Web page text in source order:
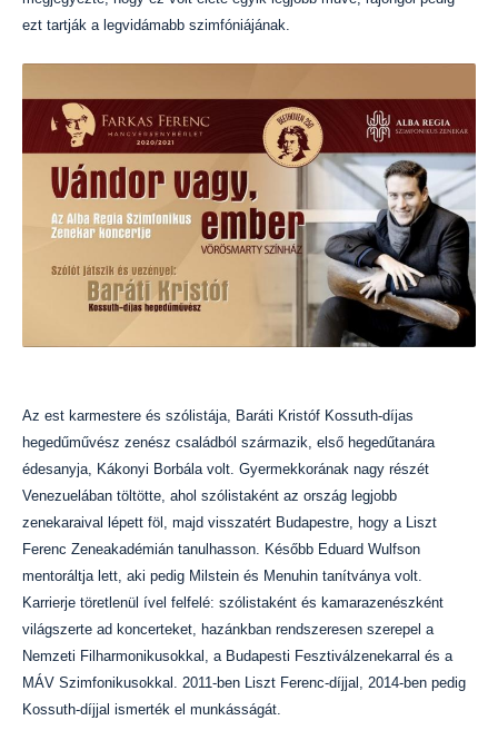
ezt tartják a legvidámabb szimfóniájának.
Az est karmestere és szólistája, Baráti Kristóf Kossuth-díjas
hegedűművész zenész családból származik, első hegedűtanára
édesanyja, Kákonyi Borbála volt. Gyermekkorának nagy részét
Venezuelában töltötte, ahol szólistaként az ország legjobb
zenekaraival lépett föl, majd visszatért Budapestre, hogy a Liszt
Ferenc Zeneakadémián tanulhasson. Később Eduard Wulfson
mentoráltja lett, aki pedig Milstein és Menuhin tanítványa volt.
Karrierje töretlenül ível felfelé: szólistaként és kamarazenészként
világszerte ad koncerteket, hazánkban rendszeresen szerepel a
Nemzeti Filharmonikusokkal, a Budapesti Fesztiválzenekarral és a
MÁV Szimfonikusokkal. 2011-ben Liszt Ferenc-díjjal, 2014-ben pedig
Kossuth-díjjal ismerték el munkásságát.